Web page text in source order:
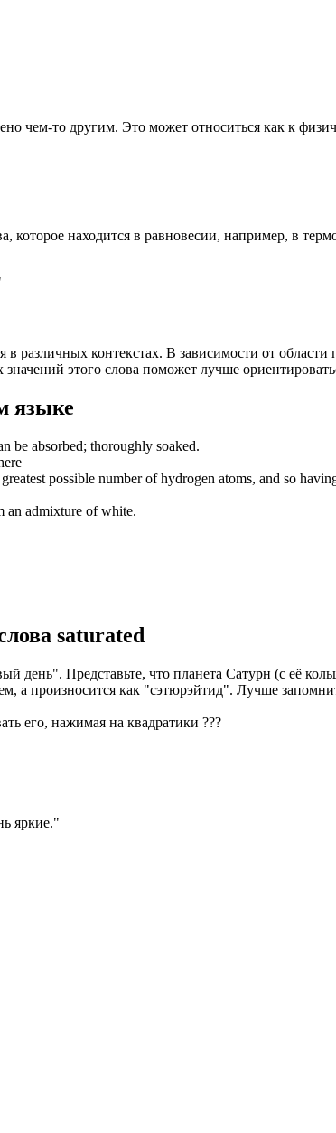
чем-то другим. Это может относиться как к
которое находится в равновесии, например, в
различных контекстах. В зависимости от
этого слова поможет лучше
языке
be absorbed; thoroughly soaked.
possible number of hydrogen atoms, and so
an admixture of white.
saturated
день". Представьте, что планета Сатурн (с её
а произносится как "сэтюрэйтид". Лучше
его, нажимая на квадратики ???
яркие."